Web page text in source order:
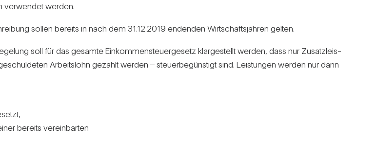
ver­wendet werden.
sollen bereits in nach dem 31.12.2019 endenden Wirt­schafts­jahren gelten.
soll für das gesamte Ein­kom­men­steu­er­ge­setz klar­ge­stellt werden, dass nur Zusatz­leis­
Arbeits­lohn gezahlt werden – steu­er­be­güns­tigt sind. Leis­tungen werden nur dann
bereits ver­ein­barten